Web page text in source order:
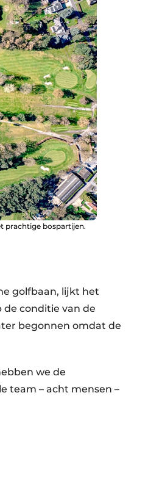
prachtige bospartijen.
golfbaan, lijkt het
conditie van de
begonnen omdat de
we de
team – acht mensen –